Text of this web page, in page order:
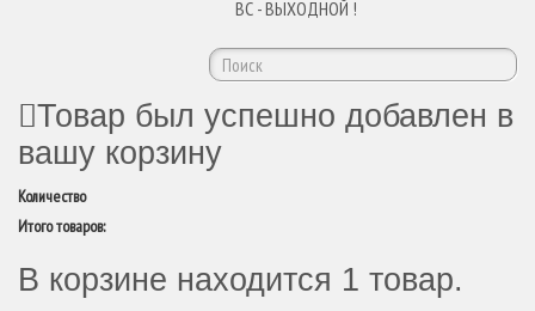
ВС - ВЫХОДНОЙ !
Товар был успешно добавлен в
вашу корзину
Количество
Итого товаров:
В корзине находится 1 товар.